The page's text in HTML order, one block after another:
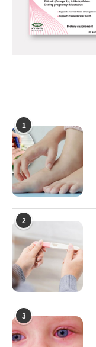
1
2
3